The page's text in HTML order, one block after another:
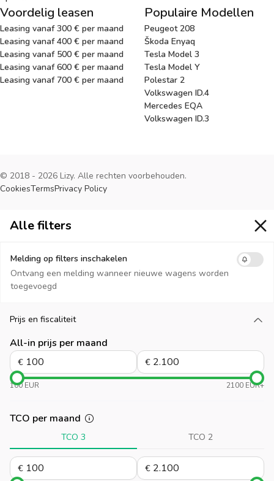
Voordelig leasen
Leasing vanaf 300 € per maand
Leasing vanaf 400 € per maand
Leasing vanaf 500 € per maand
Leasing vanaf 600 € per maand
Leasing vanaf 700 € per maand
Populaire Modellen
Peugeot 208
Škoda Enyaq
Tesla Model 3
Tesla Model Y
Polestar 2
Volkswagen ID.4
Mercedes EQA
Volkswagen ID.3
© 2018 - 2026 Lizy. Alle rechten voorbehouden.
CookiesTermsPrivacy Policy
Alle filters
Alle filters
Melding op filters inschakelen
Ontvang een melding wanneer nieuwe wagens worden
toegevoegd
Prijs en fiscaliteit
All-in prijs per maand
€ €
100 EUR 2100 EUR+
TCO per maand
TCO 3 TCO 2
€ €